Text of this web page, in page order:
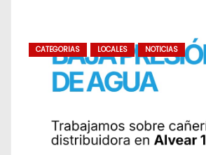
CATEGORIAS LOCALES NOTICIAS